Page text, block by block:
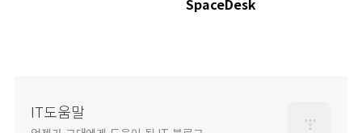
SpaceDesk
IT도움말